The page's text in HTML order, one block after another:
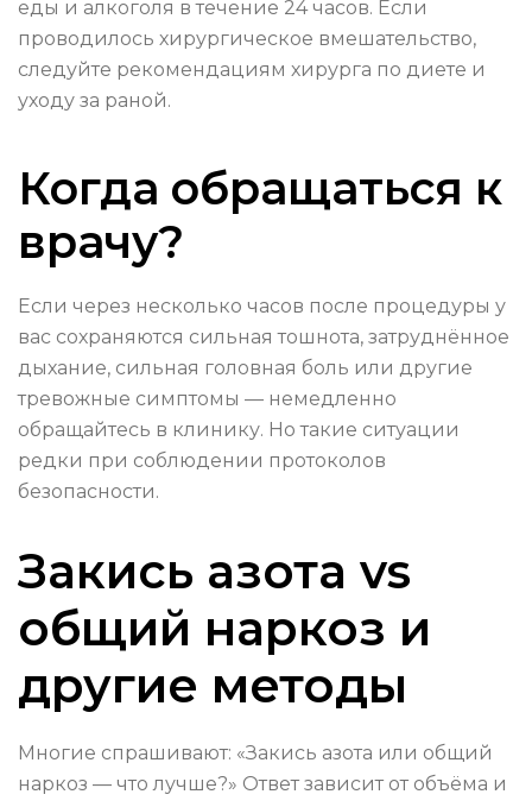
еды и алкоголя в течение 24 часов. Если
проводилось хирургическое вмешательство,
следуйте рекомендациям хирурга по диете и
уходу за раной.
Когда обращаться к
врачу?
Если через несколько часов после процедуры у
вас сохраняются сильная тошнота, затруднённое
дыхание, сильная головная боль или другие
тревожные симптомы — немедленно
обращайтесь в клинику. Но такие ситуации
редки при соблюдении протоколов
безопасности.
Закись азота vs
общий наркоз и
другие методы
Многие спрашивают: «Закись азота или общий
наркоз — что лучше?» Ответ зависит от объёма и